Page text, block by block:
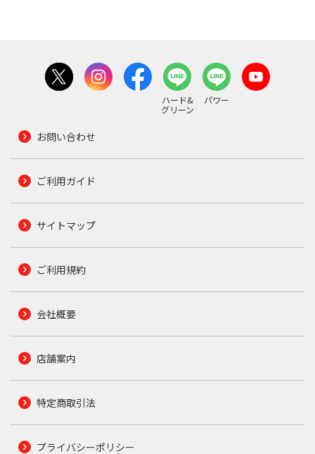
ハード&
グリーン
パワー
お問い合わせ
ご利用ガイド
サイトマップ
ご利用規約
会社概要
店舗案内
特定商取引法
プライバシーポリシー